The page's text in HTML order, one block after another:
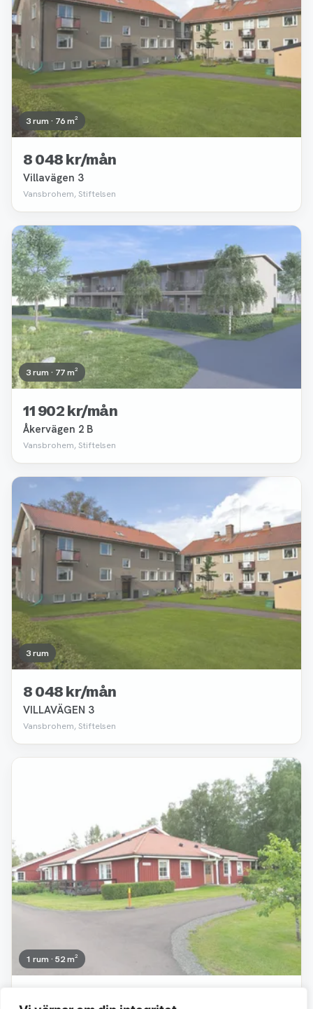
3 rum · 76 m²
8 048 kr/mån
Villavägen 3
Vansbrohem, Stiftelsen
Borttagen
3 rum · 77 m²
11 902 kr/mån
Åkervägen 2 B
Vansbrohem, Stiftelsen
3 rum
8 048 kr/mån
VILLAVÄGEN 3
Vansbrohem, Stiftelsen
1 rum · 52 m²